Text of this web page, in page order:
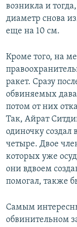
возникла и
диаметр снова
еще на 10 см.
Кроме того, на
ракет. Сразу
обвиняемых
потом от них
Так, Айрат
одиночку создал
четыре. Двое
которых уже
они вдвоем
помогал, также
Самым
обвинительном